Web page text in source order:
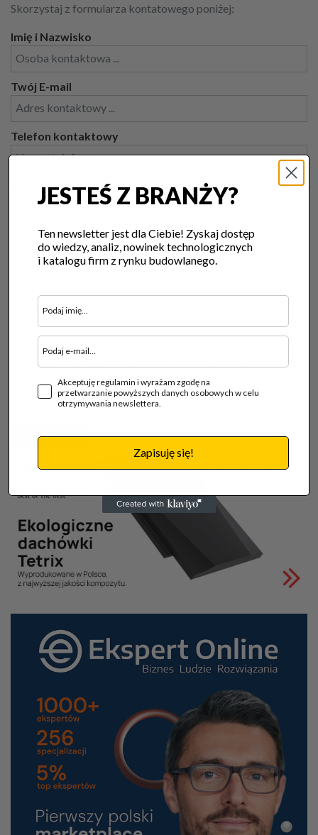
Skorzystaj z formularza kontatowego poniżej:
Imię i Nazwisko
Twój E-mail
Telefon kontaktowy
Treść wiadomości
ochronie danych osobowych w związku z wysłaniem formularza. Podanie danych
jest dobrowolne, ale niezbędne do przetworzenia zapytania. Zostałem/am
poinformowany/a, że przysługuje mi prawo dostępu do swoich danych, możliwości
ich poprawiania, żądania zaprzestania ich przetwarzania. Administratorem danych
Wyślij
JESTEŚ Z BRANŻY?
Ten newsletter jest dla Ciebie! Zyskaj dostęp
do wiedzy, analiz, nowinek technologicznych
i katalogu firm z rynku budowlanego.
Akceptuję regulamin i wyrażam zgodę na
przetwarzanie powyższych danych osobowych w celu
otrzymywania newslettera.
Zapisuję się!